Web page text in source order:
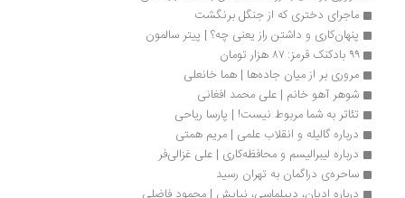
ماجرای دختری که از جنگل برنگشت
پنهان‌کاری و داشتن راز یعنی چه؟ | پیتر سالمون
مروری بر از میان جاده‌ها | هما خانعلی
شوهر آهو خانم | علی محمد افغانی
تئاتر به شما مربوط نیست! | پارسا ریاحی
درباره گالیله و انقلاب علمی | مریم همتی
درباره لیبرالیسم و محافظه‌کاری | علی غزالی‌فر
ساحره‌ی دراگمان به تهران رسید